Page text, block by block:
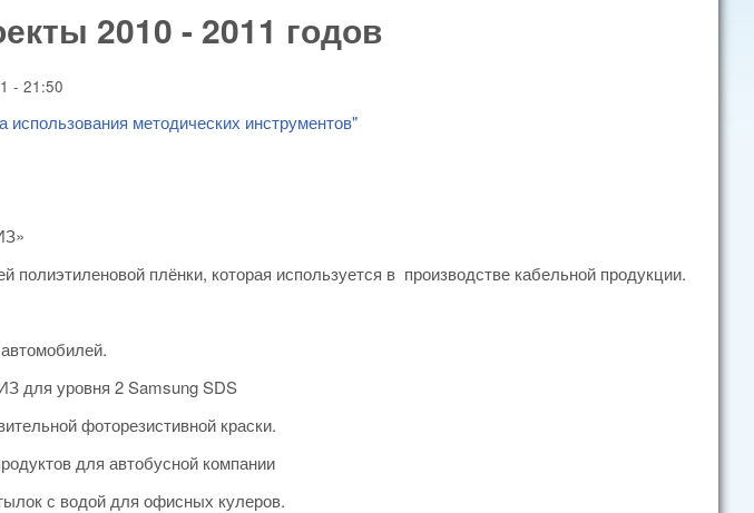
2010 - 2011 годов
- 21:50
методических инструментов"
полиэтиленовой плёнки, которая используется в производстве кабельной продукции.
для уровня 2 Samsung SDS
фоторезистивной краски.
для автобусной компании
с водой для офисных кулеров.